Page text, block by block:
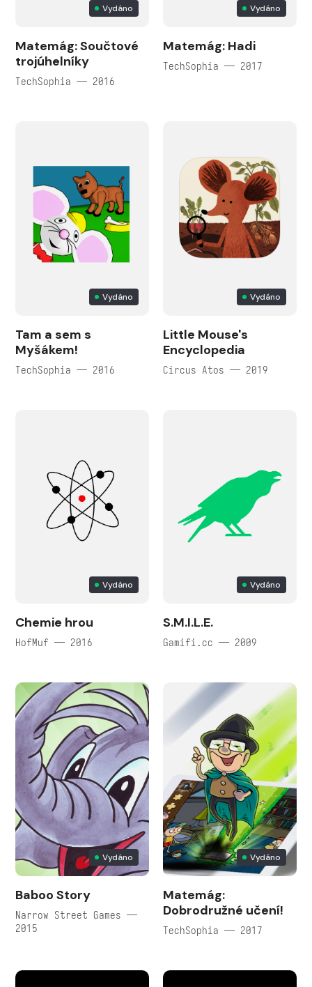
Vydáno
Matemág: Součtové
trojúhelníky
TechSophia — 2016
Vydáno
Matemág: Hadi
TechSophia — 2017
Vydáno
Tam a sem s
Myšákem!
TechSophia — 2016
Vydáno
Little Mouse's
Encyclopedia
Circus Atos — 2019
Vydáno
Chemie hrou
HofMuf — 2016
Vydáno
S.M.I.L.E.
Gamifi.cc — 2009
Vydáno
Baboo Story
Narrow Street Games —
2015
Vydáno
Matemág:
Dobrodružné učení!
TechSophia — 2017